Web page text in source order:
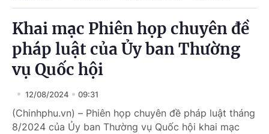
Khai mạc Phiên họp chuyên đề
pháp luật của Ủy ban Thường
vụ Quốc hội
12/08/2024 09:31
(Chinhphu.vn) – Phiên họp chuyên đề pháp luật tháng
8/2024 của Ủy ban Thường vụ Quốc hội khai mạc